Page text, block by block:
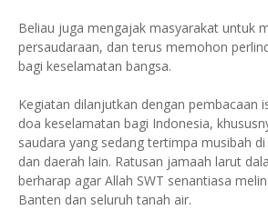
Beliau juga mengajak masyarakat untuk
persaudaraan, dan terus memohon
bagi keselamatan bangsa.
Kegiatan dilanjutkan dengan pembacaan
doa keselamatan bagi Indonesia,
saudara yang sedang tertimpa musibah
dan daerah lain. Ratusan jamaah larut
berharap agar Allah SWT senantiasa
Banten dan seluruh tanah air.